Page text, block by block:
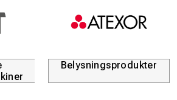
renpoleras automatiskt
paket
Belysningsprodukter